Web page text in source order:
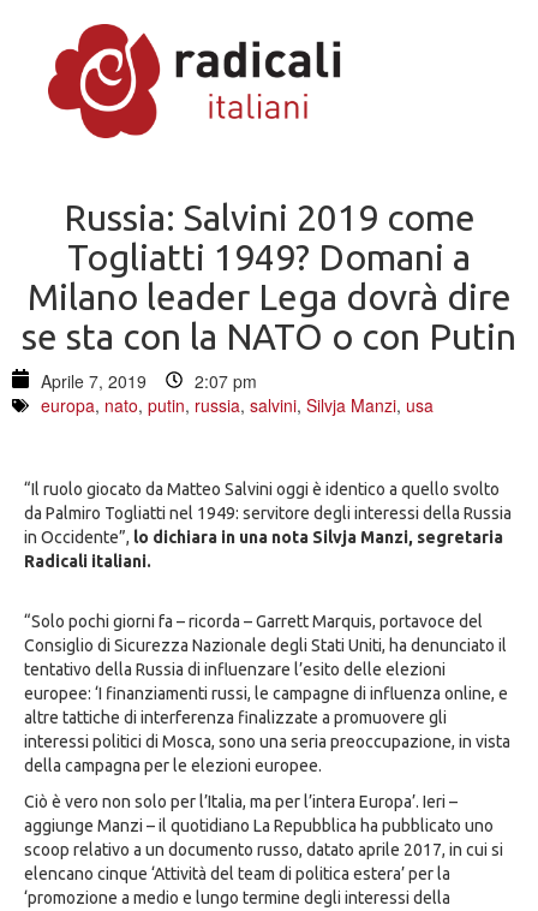
Russia: Salvini 2019 come
Togliatti 1949? Domani a
Milano leader Lega dovrà dire
se sta con la NATO o con Putin
Aprile 7, 2019
2:07 pm
europa, nato, putin, russia, salvini, Silvja Manzi, usa
“Il ruolo giocato da Matteo Salvini oggi è identico a quello svolto
da Palmiro Togliatti nel 1949: servitore degli interessi della Russia
in Occidente”, lo dichiara in una nota Silvja Manzi, segretaria
Radicali italiani.
“Solo pochi giorni fa – ricorda – Garrett Marquis, portavoce del
Consiglio di Sicurezza Nazionale degli Stati Uniti, ha denunciato il
tentativo della Russia di influenzare l’esito delle elezioni
europee: ‘I finanziamenti russi, le campagne di influenza online, e
altre tattiche di interferenza finalizzate a promuovere gli
interessi politici di Mosca, sono una seria preoccupazione, in vista
della campagna per le elezioni europee.
Ciò è vero non solo per l’Italia, ma per l’intera Europa’. Ieri –
aggiunge Manzi – il quotidiano La Repubblica ha pubblicato uno
scoop relativo a un documento russo, datato aprile 2017, in cui si
elencano cinque ‘Attività del team di politica estera’ per la
‘promozione a medio e lungo termine degli interessi della